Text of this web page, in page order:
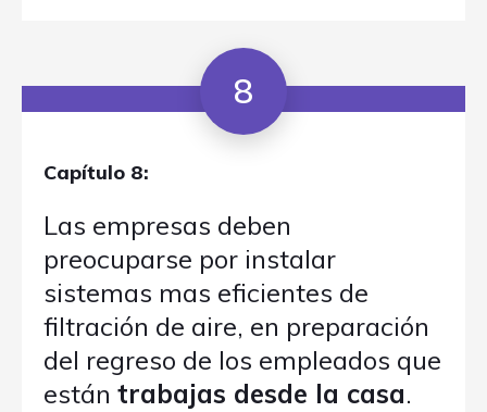
8
Capítulo 8:
Las empresas deben
preocuparse por instalar
sistemas mas eficientes de
filtración de aire, en preparación
del regreso de los empleados que
están trabajas desde la casa.